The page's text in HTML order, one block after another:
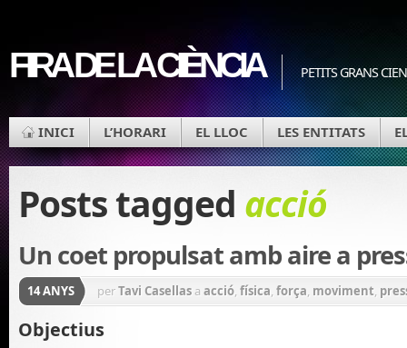
FIRA DE LA CIÈNCIA PETITS GRANS
INICI L’HORARI EL LLOC LES ENTITATS
Posts tagged acció
Un coet propulsat amb aire a
14 ANYS perTavi Casellas a acció, física, força, moviment,
Objectius